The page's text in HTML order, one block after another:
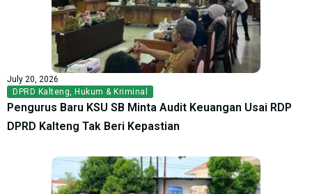
July 20, 2026
DPRD Kalteng, Hukum & Kriminal
Pengurus Baru KSU SB Minta Audit Keuangan Usai RDP
DPRD Kalteng Tak Beri Kepastian